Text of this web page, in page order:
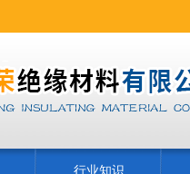
行业知识